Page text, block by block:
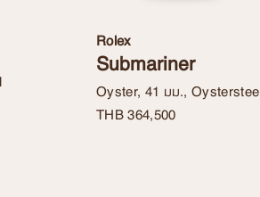
Rolex
Submariner
Oyster, 41 มม., Oystersteel
THB364,500